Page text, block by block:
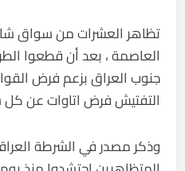
تظاهر العشرات من سواق
العاصمة ، بعد أن قطعوا
جنوب العراق بزعم فرض
التفتيش فرض اتاوات عن كل
وذكر مصدر في الشرطة